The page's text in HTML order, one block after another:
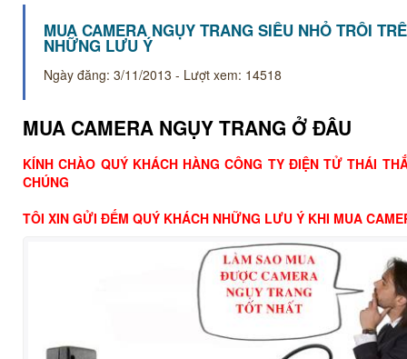
MUA CAMERA NGỤY TRANG SIÊU NHỎ TRÔI
NHỮNG LƯU Ý
Ngày đăng: 3/11/2013 - Lượt xem: 14518
MUA CAMERA NGỤY TRANG Ở ĐÂU
KÍNH CHÀO QUÝ KHÁCH HÀNG CÔNG TY ĐIỆN TỬ THÁI
CHÚNG
TÔI XIN GỬI ĐẾM QUÝ KHÁCH NHỮNG LƯU Ý KHI MUA